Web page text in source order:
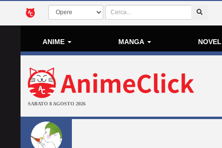
ANIME MANGA NOVEL
SABATO 8 AGOSTO 2026